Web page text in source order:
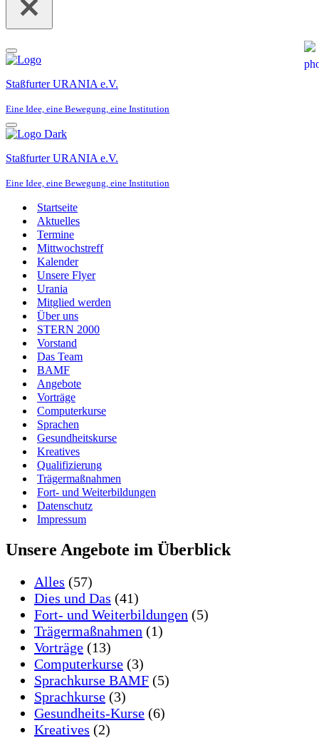
Navigationsmenü
Staßfurter URANIA e.V.
Eine Idee, eine Bewegung, eine Institution
Navigationsmenü
Staßfurter URANIA e.V.
Eine Idee, eine Bewegung, eine Institution
Startseite
Aktuelles
Termine
Mittwochstreff
Kalender
Unsere Flyer
Urania
Mitglied werden
Über uns
STERN 2000
Vorstand
Das Team
BAMF
Angebote
Vorträge
Computerkurse
Sprachen
Gesundheitskurse
Kreatives
Qualifizierung
Trägermaßnahmen
Fort- und Weiterbildungen
Datenschutz
Impressum
Unsere Angebote im Überblick
Alles (57)
Dies und Das (41)
Fort- und Weiterbildungen (5)
Trägermaßnahmen (1)
Vorträge (13)
Computerkurse (3)
Sprachkurse BAMF (5)
Sprachkurse (3)
Gesundheits-Kurse (6)
Kreatives (2)